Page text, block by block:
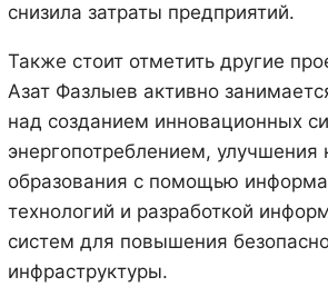
снизила затраты предприятий.
Также стоит отметить другие
Азат Фазлыев активно
над созданием инновационных
энергопотреблением, улучшения
образования с помощью
технологий и разработкой
систем для повышения
инфраструктуры.